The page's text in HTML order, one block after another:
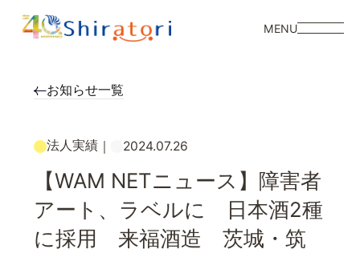
MENU
お知らせ一覧
法人実績｜ 2024.07.26
【WAM NETニュース】障害者
アート、ラベルに 日本酒2種
に採用 来福酒造 茨城・筑